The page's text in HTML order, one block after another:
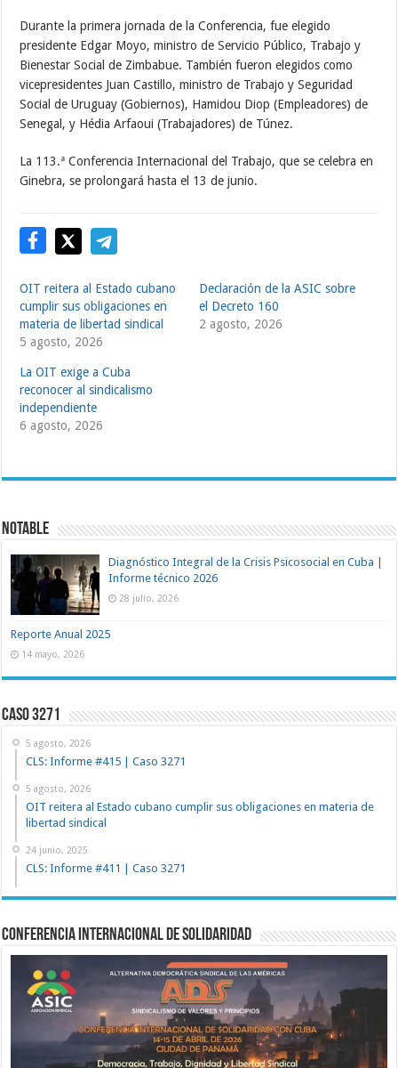
Durante la primera jornada de la Conferencia, fue elegido
presidente Edgar Moyo, ministro de Servicio Público, Trabajo y
Bienestar Social de Zimbabue. También fueron elegidos como
vicepresidentes Juan Castillo, ministro de Trabajo y Seguridad
Social de Uruguay (Gobiernos), Hamidou Diop (Empleadores) de
Senegal, y Hédia Arfaoui (Trabajadores) de Túnez.
La 113.ª Conferencia Internacional del Trabajo, que se celebra en
Ginebra, se prolongará hasta el 13 de junio.
OIT reitera al Estado cubano
cumplir sus obligaciones en
materia de libertad sindical
5 agosto, 2026
Declaración de la ASIC sobre
el Decreto 160
2 agosto, 2026
La OIT exige a Cuba
reconocer al sindicalismo
independiente
6 agosto, 2026
NOTABLE
Diagnóstico Integral de la Crisis Psicosocial en Cuba |
Informe técnico 2026
28 julio, 2026
Reporte Anual 2025
14 mayo, 2026
Caso 3271
5 agosto, 2026
CLS: Informe #415 | Caso 3271
5 agosto, 2026
OIT reitera al Estado cubano cumplir sus obligaciones en materia de
libertad sindical
24 junio, 2025
CLS: Informe #411 | Caso 3271
Conferencia Internacional de Solidaridad